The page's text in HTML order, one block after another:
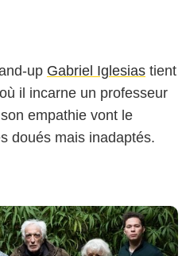
up Gabriel Iglesias tient
il incarne un professeur
empathie vont le
doués mais inadaptés.